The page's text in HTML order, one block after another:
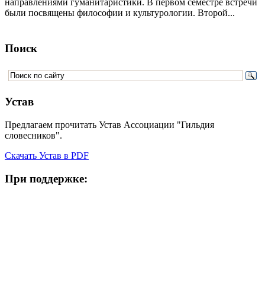
направлениями гуманитаристики. В первом семестре встречи
были посвящены философии и культурологии. Второй...
Поиск
Устав
Предлагаем прочитать Устав Ассоциации "Гильдия
словесников".
Скачать Устав в PDF
При поддержке: